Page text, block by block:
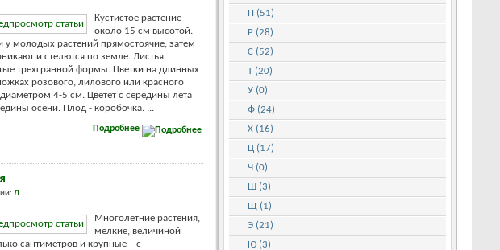
Кустистое растение
около 15 см высотой.
у молодых растений прямостоячие, затем
и стелются по земле. Листья
трехгранной формы. Цветки на длинных
розового, лилового или красного
диаметром 4-5 см. Цветет с середины лета
осени. Плод - коробочка. ...
Подробнее
Л
Многолетние растения,
мелкие, величиной
сантиметров и крупные – с
П (51)
Р (28)
С (52)
Т (20)
У (0)
Ф (24)
Х (16)
Ц (17)
Ч (0)
Ш (3)
Щ (1)
Э (21)
Ю (3)